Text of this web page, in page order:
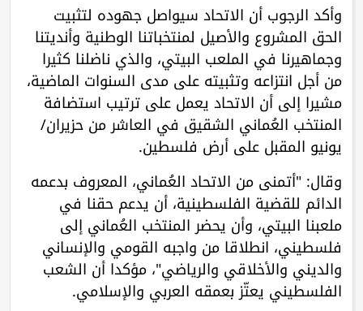
وأكد الرجوب أن الاتحاد سيواصل جهوده لتثبيت
الحق المشروع والأصيل لمنتخباتنا الوطنية وأنديتنا
وجماهيرنا في الملعب البيتي، والذي ناضلنا كثيرا
من أجل انتزاعه وتثبيته على مدى السنوات الماضية،
مشيرا إلى أن الاتحاد يعمل على ترتيب استضافة
المنتخب العُماني الشقيق في العاشر من حزيران/
يونيو المقبل على أرض فلسطين.
وقال: "أتمنى من الاتحاد العُماني، المعروف بدعمه
الدائم للقضية الفلسطينية، أن يدعم حقنا في
ملعبنا البيتي، وأن يحضر المنتخب العُماني إلى
فلسطيني، انطلاقا من واجبه القومي والإنساني
والديني والأخلاقي والرياضي"، مؤكدا أن الشعب
الفلسطيني يعتّز بعمقه العربي والإسلامي.